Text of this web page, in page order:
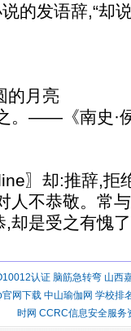
的发语辞,“却
的月亮
。——《南史·
〗却:推辞,拒
不恭敬。常
,却是受之有愧
认证 脑筋急转弯 山西
网下载 中山瑜伽网 学校排
时网 CCRC信息安全服务